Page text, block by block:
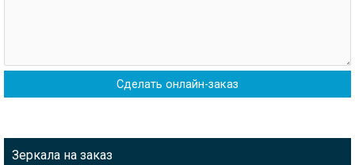
Зеркала на заказ